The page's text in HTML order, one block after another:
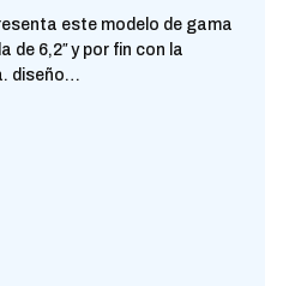
este modelo de gama
de 6,2″ y por fin con la
diseño…